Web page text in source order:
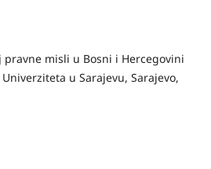
misli u Bosni i Hercegovini
u Sarajevu, Sarajevo,